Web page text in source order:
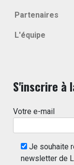
Partenaires
L'équipe
S'inscrire à
Votre e-mail
Je souhaite
newsletter de